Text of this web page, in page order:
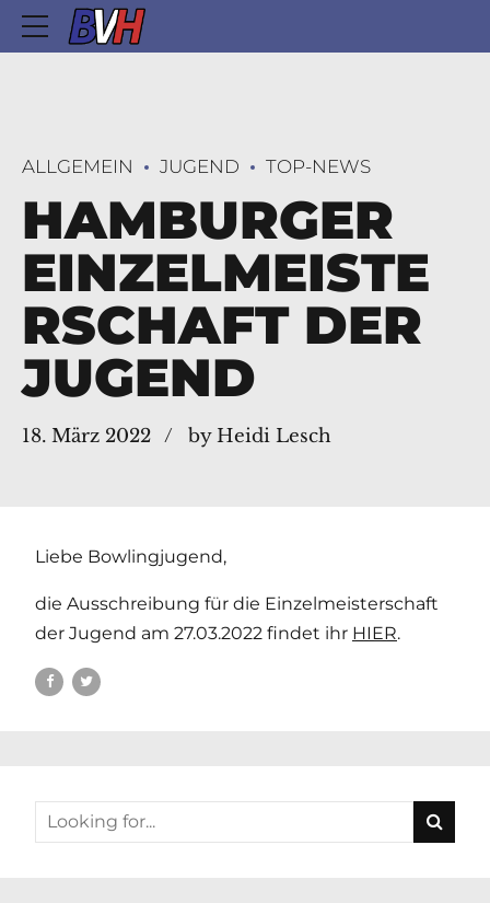
ALLGEMEIN JUGEND TOP-NEWS
HAMBURGER
EINZELMEISTE
RSCHAFT DER
JUGEND
18. März 2022 by Heidi Lesch
Liebe Bowlingjugend,
die Ausschreibung für die Einzelmeisterschaft
der Jugend am 27.03.2022 findet ihr HIER.